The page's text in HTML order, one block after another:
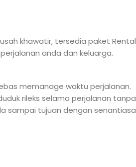
khawatir, tersedia paket Rental
anda dan keluarga.
memanage waktu perjalanan.
rileks selama perjalanan tanpa
sampai tujuan dengan senantiasa